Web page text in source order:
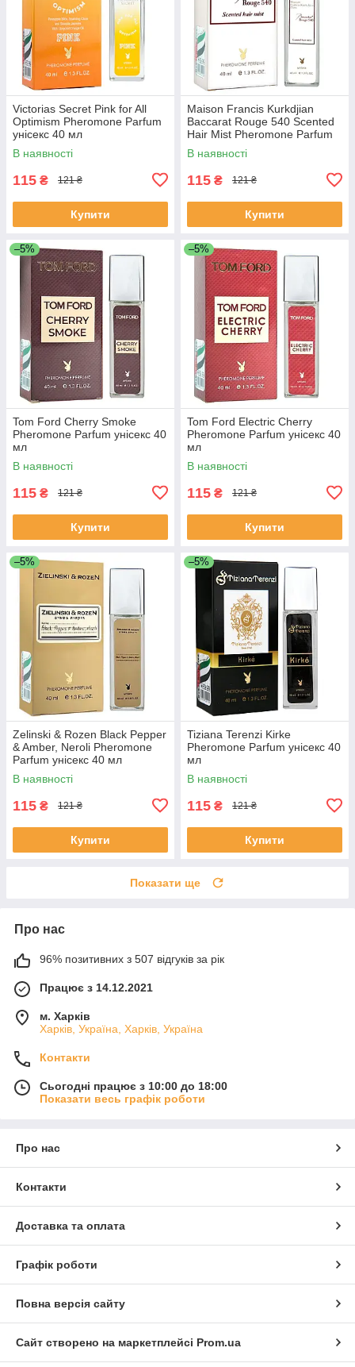
Victorias Secret Pink for All
Optimism Pheromone Parfum
унісекс 40 мл
В наявності
115 ₴ 121 ₴
Купити
Maison Francis Kurkdjian
Baccarat Rouge 540 Scented
Hair Mist Pheromone Parfum
унісекс 40 мл
В наявності
115 ₴ 121 ₴
Купити
–5%
Tom Ford Cherry Smoke
Pheromone Parfum унісекс 40
мл
В наявності
115 ₴ 121 ₴
Купити
–5%
Tom Ford Electric Cherry
Pheromone Parfum унісекс 40
мл
В наявності
115 ₴ 121 ₴
Купити
–5%
Zelinski & Rozen Black Pepper
& Amber, Neroli Pheromone
Parfum унісекс 40 мл
В наявності
115 ₴ 121 ₴
Купити
–5%
Tiziana Terenzi Kirke
Pheromone Parfum унісекс 40
мл
В наявності
115 ₴ 121 ₴
Купити
Показати ще
Про нас
96% позитивних з 507 відгуків за рік
Працює з 14.12.2021
м. Харків
Харків, Україна, Харків, Україна
Контакти
Сьогодні працює з 10:00 до 18:00
Показати весь графік роботи
Про нас
Контакти
Доставка та оплата
Графік роботи
Повна версія сайту
Сайт створено на маркетплейсі Prom.ua